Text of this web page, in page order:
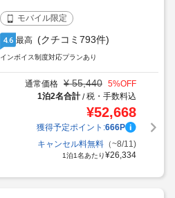
モバイル限定
4.6 最高 (クチコミ793件)
インボイス制度対応プランあり
通常価格 ¥ 55,440 5%OFF
1泊2名合計/税・手数料込
¥52,668
獲得予定ポイント:666P
キャンセル料無料（~8/11)
1泊1名あたり¥26,334